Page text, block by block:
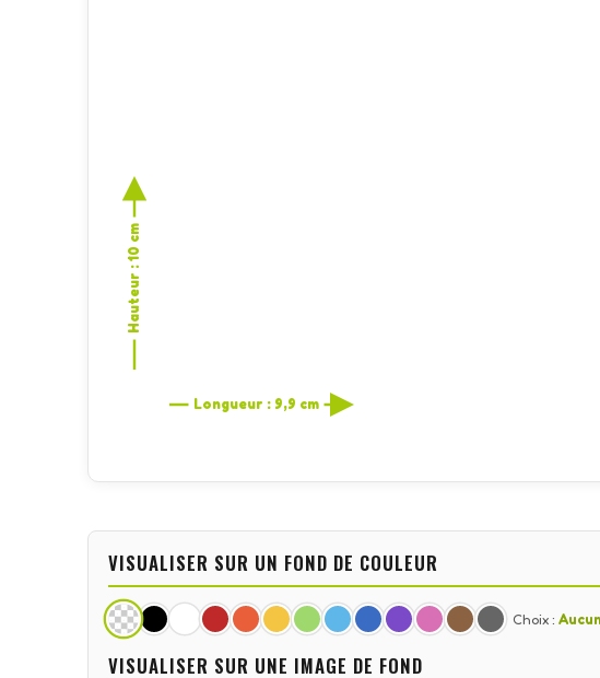
Hauteur : 10 cm
Longueur : 9,9 cm
VISUALISER SUR UN FOND DE COULEUR
Choix : Aucun
VISUALISER SUR UNE IMAGE DE FOND